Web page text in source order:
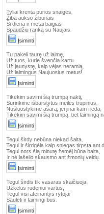
Tyliai krenta purios snaigės,
Žiba aukso žiburiais
Ši diena ir metai baigias
Spaudžiu ranką su Naujais.
Įsiminti
Tu pakeli taurę už laimę,
Už tuos, kurie švenčia kartu.
Už jaunystę, kaip vėjas neramią,
Už laimingus Naujuosius metus!
Įsiminti
Tikėkim savimi šią trumpą naktį,
Surinkime išbarstytus meilės trupinius,
Nušluostykime ašarą, jei jinai kam rieda,
Tikėkim savimi šią trumpą, bet laimingą
Įsiminti
Tegul širdy nebūna niekad šalta,
Tegul ir širdgėla kaip sniegas tirpsta ant
Tegul nors šią minutę žemėj būna balta,
Ir nė lašelio skausmo ant žmonių veidų.
Įsiminti
Tegul širdis tik vasaras skaičiuoja,
Užkėlus rudeniui vartus,
Tegul visi ateinantys rytojai
Saulėti ir laimingi bus.
Įsiminti